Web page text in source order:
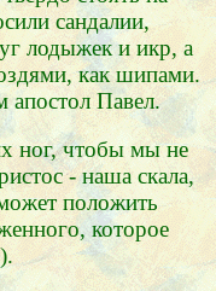
сандалии,
лодыжек и икр, а
как шипами.
апостол Павел.
ног, чтобы мы не
- наша скала,
положить
которое